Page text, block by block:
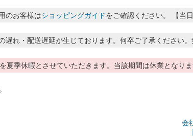
のお客様はショッピングガイドをご確認ください。 【当
れ・配送遅延が生じております。何卒ご了承ください
夏季休暇とさせていただきます。当該期間は休業となり
会